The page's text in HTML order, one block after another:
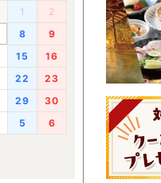
1
2
8
9
15
16
22
23
29
30
5 6